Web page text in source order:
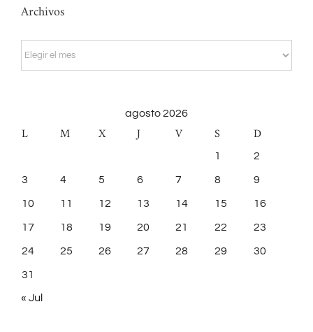
Archivos
Archivos
agosto 2026
L M X J V S D
1 2
3 4 5 6 7 8 9
10 11 12 13 14 15 16
17 18 19 20 21 22 23
24 25 26 27 28 29 30
31
« Jul